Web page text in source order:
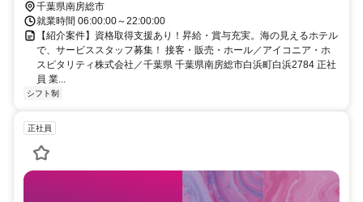
千葉県南房総市
就業時間 06:00:00～22:00:00
【紹介案件】資格取得支援あり！昇給・賞与充実。海の見えるホテル
で、サービススタッフ募集！ 接客・販売・ホール／アイコニア・ホ
スピタリティ株式会社／千葉県 千葉県南房総市白浜町白浜2784 正社
員 業...
シフト制
正社員